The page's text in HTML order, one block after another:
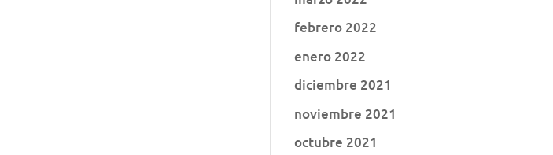
febrero 2022
enero 2022
diciembre 2021
noviembre 2021
octubre 2021